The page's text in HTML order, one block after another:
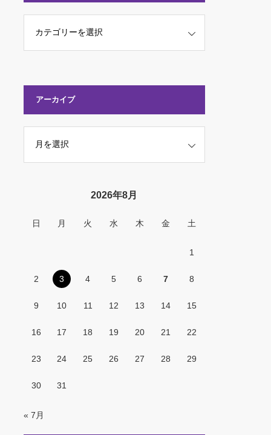
アーカイブ
2026年8月
日 月 火 水 木 金 土
1
2 3 4 5 6 7 8
9 10 11 12 13 14 15
16 17 18 19 20 21 22
23 24 25 26 27 28 29
30 31
« 7月